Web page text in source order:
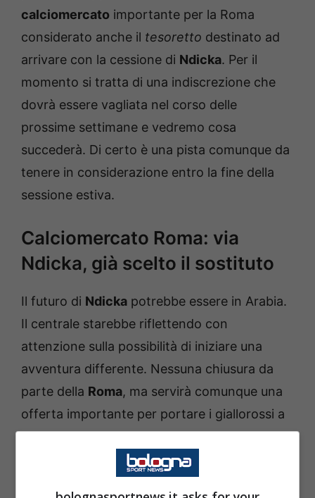
calciomercato importante per la Roma
considerato anche il tesoretto destinato ad
arrivare con la cessione di Ndicka. Per il
momento si tratta di una indiscrezione che
dovrà essere vagliata nel corso delle
prossime settimane e vedremo cosa
succederà. Di certo è una pista comunque da
tenere in considerazione entro la fine della
sessione estiva.
Calciomercato Roma: via
Ndicka, già scelto il sostituto
Il futuro di Ndicka potrebbe essere in Arabia.
Il centrale starebbe riflettendo con
attenzione sulla possibilità di iniziare una
avventura differente. Nessuna chiusura da
parte della Roma, ma servirà comunque una
offerta importante per portare i giallorossi a
lasciar partire il proprio difensore.
Per la sostituzione sono diversi i nomi valutati